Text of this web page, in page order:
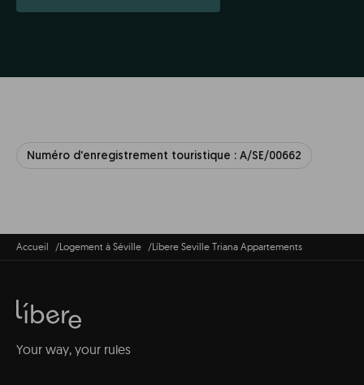
Numéro d'enregistrement touristique : A/SE/00662
Accueil Logement à Séville Líbere Seville Triana Appartements
Your way, your rules